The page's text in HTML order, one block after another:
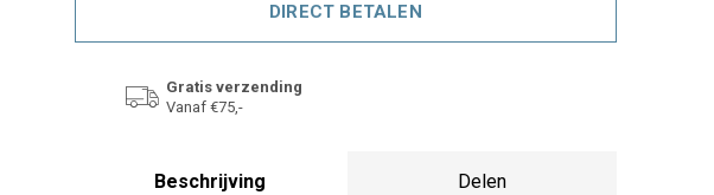
DIRECT BETALEN
Gratis verzending
Vanaf €75,-
Beschrijving Delen